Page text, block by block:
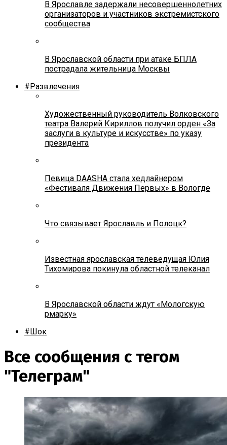
В Ярославле задержали несовершеннолетних
организаторов и участников экстремистского
сообщества
В Ярославской области при атаке БПЛА
пострадала жительница Москвы
#Развлечения
Художественный руководитель Волковского
театра Валерий Кириллов получил орден «За
заслуги в культуре и искусстве» по указу
президента
Певица DAASHA стала хедлайнером
«Фестиваля Движения Первых» в Вологде
Что связывает Ярославль и Полоцк?
Известная ярославская телеведущая Юлия
Тихомирова покинула областной телеканал
В Ярославской области ждут «Мологскую
рмарку»
#Шок
Все сообщения с тегом
"Телеграм"